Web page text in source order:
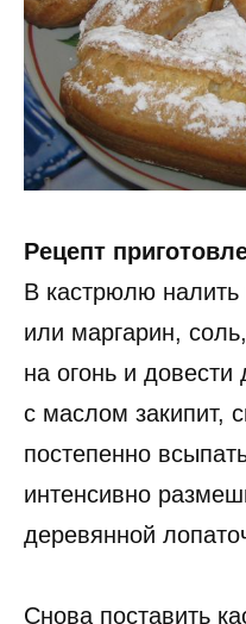
Рецепт
В кастрюлю
или маргарин,
на огонь и
с маслом закипит,
постепенно
интенсивно
деревянной
Снова поставить